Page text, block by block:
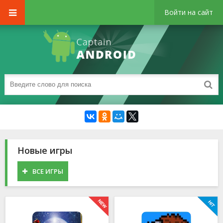
Войти на сайт
Новые игры
ВСЕ ИГРЫ